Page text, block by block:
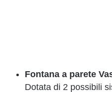
Fontana a parete
Dotata di 2 possibili